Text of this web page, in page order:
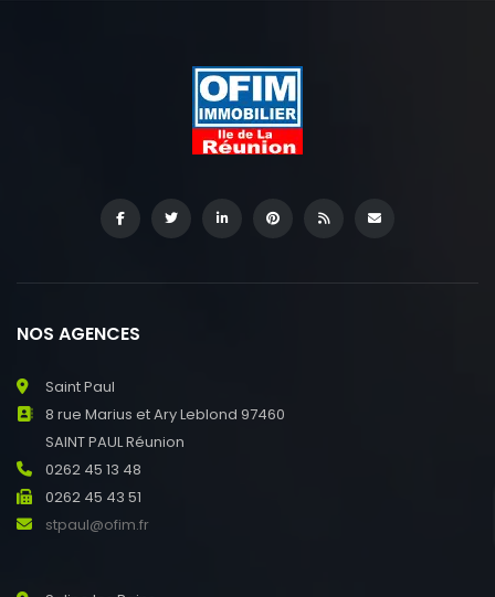
NOS AGENCES
Saint Paul
8 rue Marius et Ary Leblond 97460
SAINT PAUL Réunion
0262 45 13 48
0262 45 43 51
stpaul@ofim.fr